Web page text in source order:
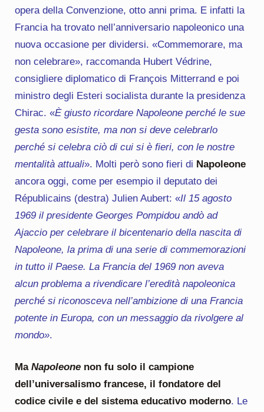
opera della Convenzione, otto anni prima. E infatti la
Francia ha trovato nell’anniversario napoleonico una
nuova occasione per dividersi. «Commemorare, ma
non celebrare», raccomanda Hubert Védrine,
consigliere diplomatico di François Mitterrand e poi
ministro degli Esteri socialista durante la presidenza
Chirac. «È giusto ricordare Napoleone perché le sue
gesta sono esistite, ma non si deve celebrarlo
perché si celebra ciò di cui si è fieri, con le nostre
mentalità attuali». Molti però sono fieri di Napoleone
ancora oggi, come per esempio il deputato dei
Républicains (destra) Julien Aubert: «Il 15 agosto
1969 il presidente Georges Pompidou andò ad
Ajaccio per celebrare il bicentenario della nascita di
Napoleone, la prima di una serie di commemorazioni
in tutto il Paese. La Francia del 1969 non aveva
alcun problema a rivendicare l’eredità napoleonica
perché si riconosceva nell’ambizione di una Francia
potente in Europa, con un messaggio da rivolgere al
mondo».
Ma Napoleonenon fu solo il campione
dell’universalismo francese, il fondatore del
codice civile e del sistema educativo moderno. Le